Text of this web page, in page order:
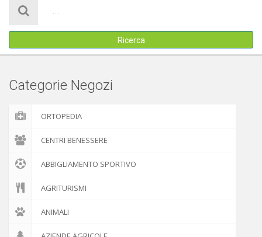
SALUTE
BENESSERE
GENITORI E FIGLI
PSICOLOGIA
Ricerca
Categorie Negozi
ORTOPEDIA
CENTRI BENESSERE
ABBIGLIAMENTO SPORTIVO
AGRITURISMI
ANIMALI